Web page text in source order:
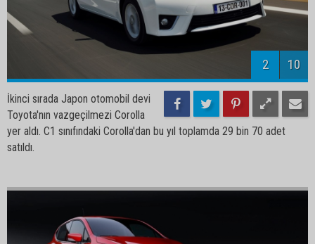
2 10
İkinci sırada Japon otomobil devi
Toyota'nın vazgeçilmezi Corolla
yer aldı. C1 sınıfındaki Corolla'dan bu yıl toplamda 29 bin 70 adet
satıldı.